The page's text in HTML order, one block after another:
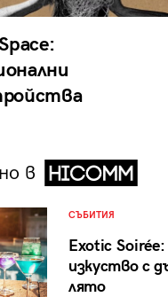
в
СЪБИТИЯ
Exotic
изкуство с
лято